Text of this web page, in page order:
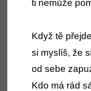
ti nemůže
Když tě
si myslíš, že
od sebe
Kdo má rád